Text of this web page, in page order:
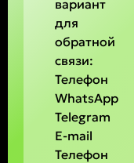
вариант
для
обратной
связи:
Телефон
WhatsApp
Telegram
E-mail
Телефон